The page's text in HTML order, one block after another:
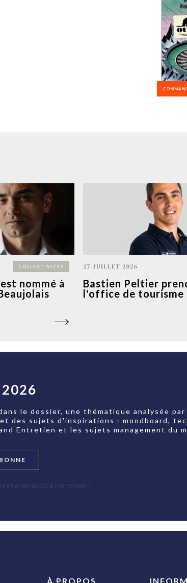
COLLECTIVITÉS
nommé à
27 JUILLET 2026
Bastien Peltier
l'office de tourisme
le dossier, une thématique analysée par
des sujets d'inspirations : moodboard,
Entretien et les sujets management du
et avoir accès à nos revues !
À PROPOS